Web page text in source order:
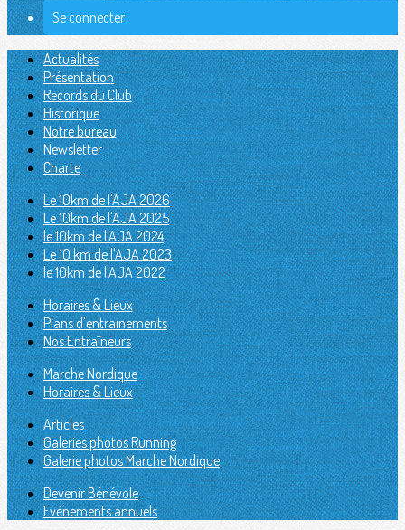
Se connecter
Actualités
Présentation
Records du Club
Historique
Notre bureau
Newsletter
Charte
Le 10km de l'AJA 2026
Le 10km de l'AJA 2025
le 10km de l'AJA 2024
Le 10 km de l'AJA 2023
le 10km de l'AJA 2022
Horaires & Lieux
Plans d'entrainements
Nos Entraîneurs
Marche Nordique
Horaires & Lieux
Articles
Galeries photos Running
Galerie photos Marche Nordique
Devenir Bénévole
Evènements annuels